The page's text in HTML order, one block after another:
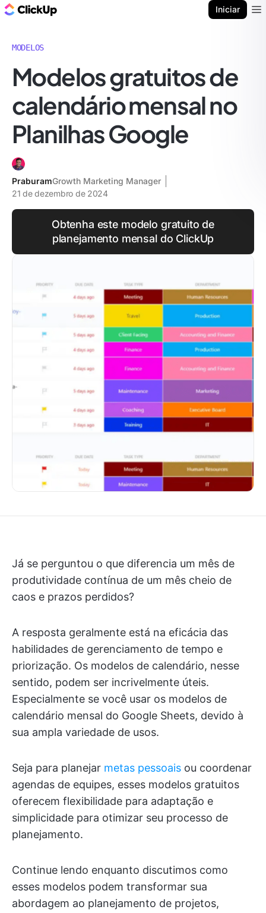
Iniciar
MODELOS
Modelos gratuitos de
calendário mensal no
Planilhas Google
PraburamGrowth Marketing Manager
21 de dezembro de 2024
Obtenha este modelo gratuito de
planejamento mensal do ClickUp
Já se perguntou o que diferencia um mês de
produtividade contínua de um mês cheio de
caos e prazos perdidos?
A resposta geralmente está na eficácia das
habilidades de gerenciamento de tempo e
priorização. Os modelos de calendário, nesse
sentido, podem ser incrivelmente úteis.
Especialmente se você usar os modelos de
calendário mensal do Google Sheets, devido à
sua ampla variedade de usos.
Seja para planejar metas pessoais ou coordenar
agendas de equipes, esses modelos gratuitos
oferecem flexibilidade para adaptação e
simplicidade para otimizar seu processo de
planejamento.
Continue lendo enquanto discutimos como
esses modelos podem transformar sua
abordagem ao planejamento de projetos,